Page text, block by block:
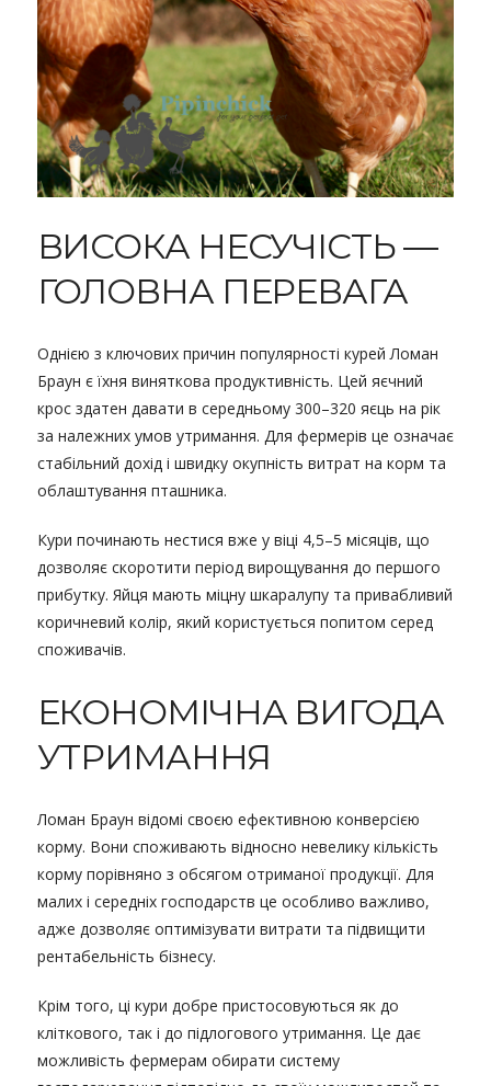
ВИСОКА НЕСУЧІСТЬ —
ГОЛОВНА ПЕРЕВАГА
Однією з ключових причин популярності курей Ломан
Браун є їхня виняткова продуктивність. Цей яєчний
крос здатен давати в середньому 300–320 яєць на рік
за належних умов утримання. Для фермерів це означає
стабільний дохід і швидку окупність витрат на корм та
облаштування пташника.
Кури починають нестися вже у віці 4,5–5 місяців, що
дозволяє скоротити період вирощування до першого
прибутку. Яйця мають міцну шкаралупу та привабливий
коричневий колір, який користується попитом серед
споживачів.
ЕКОНОМІЧНА ВИГОДА
УТРИМАННЯ
Ломан Браун відомі своєю ефективною конверсією
корму. Вони споживають відносно невелику кількість
корму порівняно з обсягом отриманої продукції. Для
малих і середніх господарств це особливо важливо,
адже дозволяє оптимізувати витрати та підвищити
рентабельність бізнесу.
Крім того, ці кури добре пристосовуються як до
кліткового, так і до підлогового утримання. Це дає
можливість фермерам обирати систему